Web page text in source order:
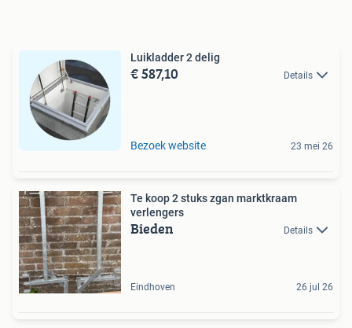
Luikladder 2 delig
€ 587,10 Details
Bezoek website 23 mei 26
Te koop 2 stuks zgan marktkraam
verlengers
Bieden Details
Eindhoven 26 jul 26